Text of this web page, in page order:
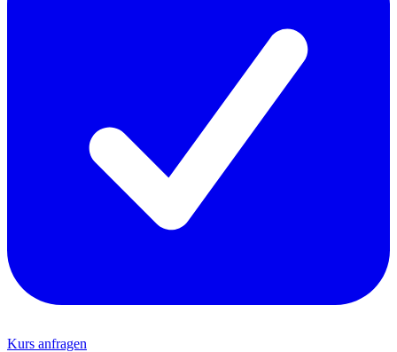
Kurs anfragen